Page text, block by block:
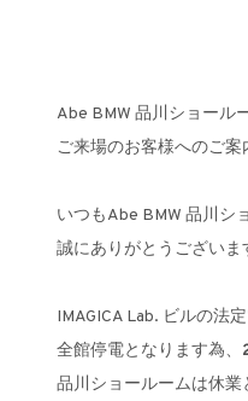
Abe BMW 品川ショール
ご来場のお客様へのご案
いつもAbe BMW 品川シ
誠にありがとうございま
IMAGICA Lab. ビルの法
全館停電となります為、
品川ショールームは休業